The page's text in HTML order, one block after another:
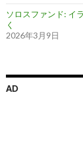
ソロスファンド: イ
く
2026年3月9日
AD